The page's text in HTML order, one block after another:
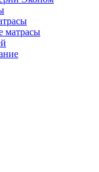
матрасы